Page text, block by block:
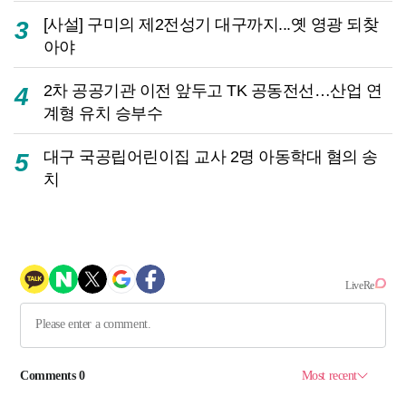
3
[사설] 구미의 제2전성기 대구까지...옛 영광 되찾
아야
4
2차 공공기관 이전 앞두고 TK 공동전선…산업 연
계형 유치 승부수
5
대구 국공립어린이집 교사 2명 아동학대 혐의 송
치